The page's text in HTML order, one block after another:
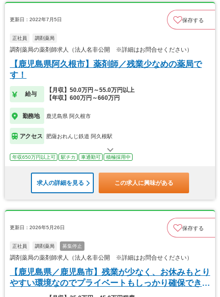
更新日：2022年7月5日 保存する
正社員 調剤薬局
調剤薬局の薬剤師求人（法人名非公開 ※詳細はお問合せください）
【鹿児島県阿久根市】薬剤師／残業少なめの薬局で
す！
給与
【月収】50.0万円～55.0万円以上
【年収】600万円～660万円
勤務地 鹿児島県 阿久根市
アクセス 肥薩おれんじ鉄道 阿久根駅
年収650万円以上可 駅チカ 車通勤可 積極採用中
求人の詳細を見る この求人に興味がある
更新日：2026年5月26日 保存する
正社員 調剤薬局 募集停止
調剤薬局の薬剤師求人（法人名非公開 ※詳細はお問合せください）
【鹿児島県／鹿児島市】残業が少なく、お休みもとり
やすい環境なのでプライベートもしっかり確保できま